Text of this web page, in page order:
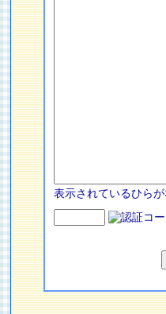
表示されているひら